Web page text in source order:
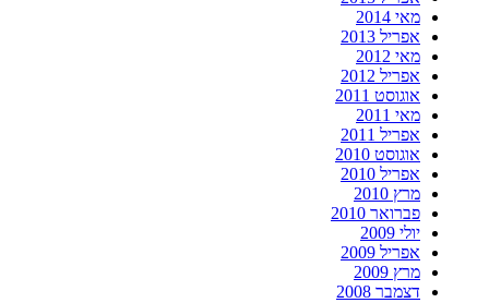
מאי 2014
אפריל 2013
מאי 2012
אפריל 2012
אוגוסט 2011
מאי 2011
אפריל 2011
אוגוסט 2010
אפריל 2010
מרץ 2010
פברואר 2010
יולי 2009
אפריל 2009
מרץ 2009
דצמבר 2008